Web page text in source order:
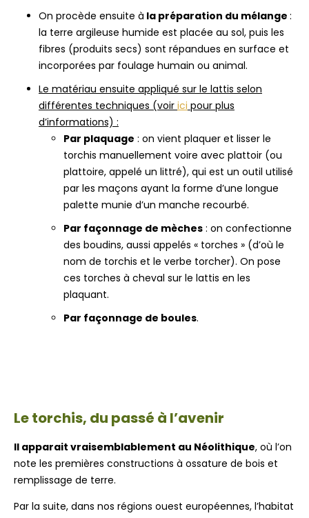
On procède ensuite à la préparation du mélange :
la terre argileuse humide est placée au sol, puis les
fibres (produits secs) sont répandues en surface et
incorporées par foulage humain ou animal.
Le matériau ensuite appliqué sur le lattis selon
différentes techniques (voir ici pour plus
d’informations) :
Par plaquage : on vient plaquer et lisser le
torchis manuellement voire avec plattoir (ou
plattoire, appelé un littré), qui est un outil utilisé
par les maçons ayant la forme d’une longue
palette munie d’un manche recourbé.
Par façonnage de mèches : on confectionne
des boudins, aussi appelés « torches » (d’où le
nom de torchis et le verbe torcher). On pose
ces torches à cheval sur le lattis en les
plaquant.
Par façonnage de boules.
Le torchis, du passé à l’avenir
Il apparait vraisemblablement au Néolithique, où l’on
note les premières constructions à ossature de bois et
remplissage de terre.
Par la suite, dans nos régions ouest européennes, l’habitat